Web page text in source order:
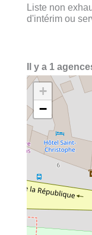
Liste non
d'intérim ou
Il y a 1
+
−